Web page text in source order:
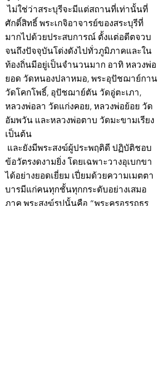
ไม่ใช่ว่าสระบุรีจะมีแต่สถานที่เท่านั้นที่
ศักดิ์สิทธิ์ พระเกจิอาจารย์ของสระบุรีที่
มากไปด้วยประสบการณ์ ตั้งแต่อดีตจวบ
จนถึงปัจจุบันโด่งดังไปทั่วภูมิภาคและใน
ท้องถิ่นมีอยู่เป็นจำนวนมาก อาทิ หลวงพ่อ
ยอด วัดหนองปลาหมอ, พระอุปัชฌาย์กาน
วัดโคกโพธิ์, อุปัชฌาย์ตัน วัดอู่ตะเภา,
หลวงพ่อลา วัดแก่งคอย, หลวงพ่อย้อย วัด
อัมพวัน และหลวงพ่อตาบ วัดมะขามเรียง
เป็นต้น
และยังมีพระสงฆ์ผู้ประพฤติดี ปฏิบัติชอบ
ข้อวัตรงดงามยิ่ง โดยเฉพาะวางอุเบกขา
ได้อย่างยอดเยี่ยม เปี่ยมด้วยความเมตตา
บารมีแก่คนทุกชั้นทุกกระดับอย่างเสมอ
ภาค พระสงฆ์รูปนั้นคือ “พระครูอรรถธร